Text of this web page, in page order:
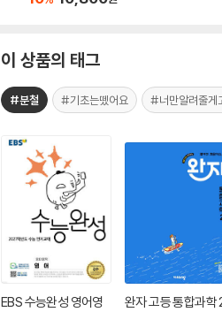
이 상품의 태그
#분철 #기초는뗐어요 #너만알려줄게
EBS 수능완성 영어영
완자 고등 통합과학